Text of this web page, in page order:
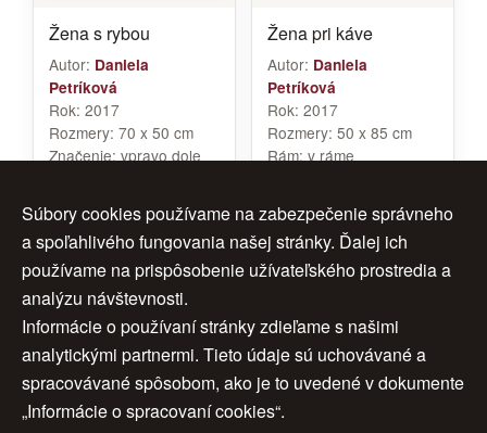
Žena s rybou
Autor: Daniela
Petríková
Rok: 2017
Rozmery: 70 x 50 cm
Značenie:vpravo dole
Žena pri káve
Autor: Daniela
Petríková
Rok: 2017
Rozmery: 50 x 85 cm
Rám:v ráme
>>
1
4
Súbory cookies používame na zabezpečenie správneho
a spoľahlivého fungovania našej stránky. Ďalej ich
používame na prispôsobenie užívateľského prostredia a
analýzu návštevnosti.
Informácie o používaní stránky zdieľame s našimi
analytickými partnermi. Tieto údaje sú uchovávané a
spracovávané spôsobom, ako je to uvedené v dokumente
„Informácie o spracovaní cookies“.